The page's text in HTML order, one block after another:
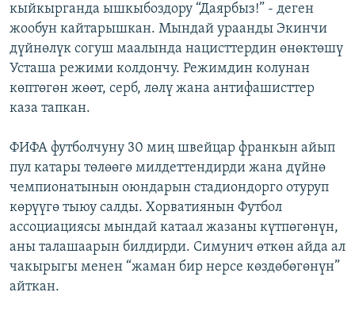
ЭЕ/АРнун бардык сайттары
кыйкырганда ышкыбоздору “Даярбыз!” - деген
жообун кайтарышкан. Мындай ураанды Экинчи
дүйнөлүк согуш маалында нацисттердин өнөктөшү
Усташа режими колдончу. Режимдин колунан
көптөгөн жөөт, серб, лөлү жана антифашисттер
каза тапкан.
ФИФА футболчуну 30 миң швейцар франкын айып
пул катары төлөөгө милдеттендирди жана дүйнө
чемпионатынын оюндарын стадиондорго отуруп
көрүүгө тыюу салды. Хорватиянын Футбол
ассоциациясы мындай катаал жазаны күтпөгөнүн,
аны талашаарын билдирди. Симунич өткөн айда ал
чакырыгы менен “жаман бир нерсе көздөбөгөнүн”
айткан.